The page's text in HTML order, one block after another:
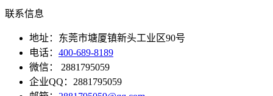
联系信息
地址：东莞市塘厦镇新头工业区90号
电话： 400-689-8189
微信： 2881795059
企业QQ：2881795059